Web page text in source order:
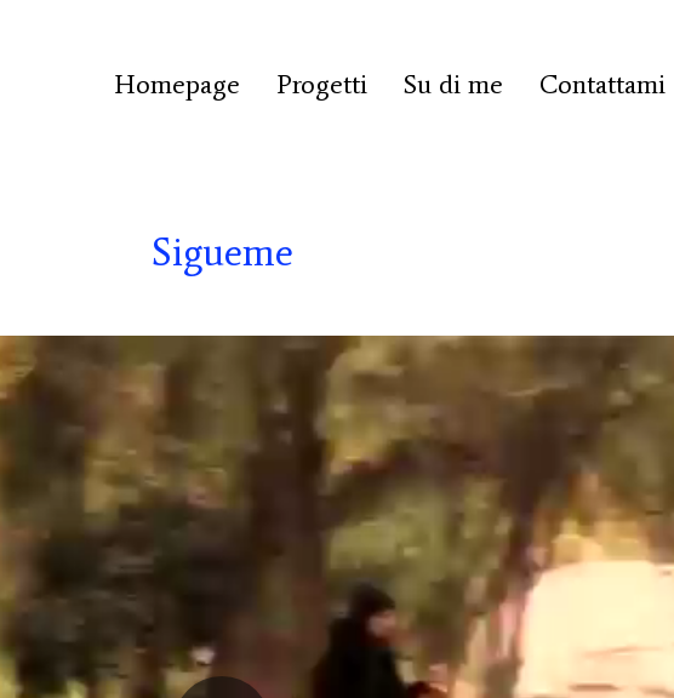
Homepage Progetti Su di me Contattami
Sigueme